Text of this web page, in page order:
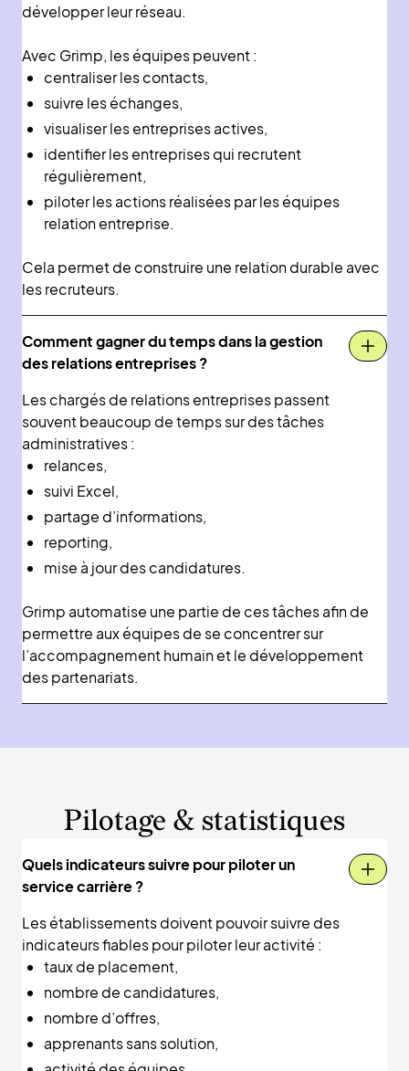
développer leur réseau.
Avec Grimp, les équipes peuvent :
centraliser les contacts,
suivre les échanges,
visualiser les entreprises actives,
identifier les entreprises qui recrutent
régulièrement,
piloter les actions réalisées par les équipes
relation entreprise.
Cela permet de construire une relation durable avec
les recruteurs.
Comment gagner du temps dans la gestion
des relations entreprises ?
Les chargés de relations entreprises passent
souvent beaucoup de temps sur des tâches
administratives :
relances,
suivi Excel,
partage d’informations,
reporting,
mise à jour des candidatures.
Grimp automatise une partie de ces tâches afin de
permettre aux équipes de se concentrer sur
l’accompagnement humain et le développement
des partenariats.
Pilotage & statistiques
Quels indicateurs suivre pour piloter un
service carrière ?
Les établissements doivent pouvoir suivre des
indicateurs fiables pour piloter leur activité :
taux de placement,
nombre de candidatures,
nombre d’offres,
apprenants sans solution,